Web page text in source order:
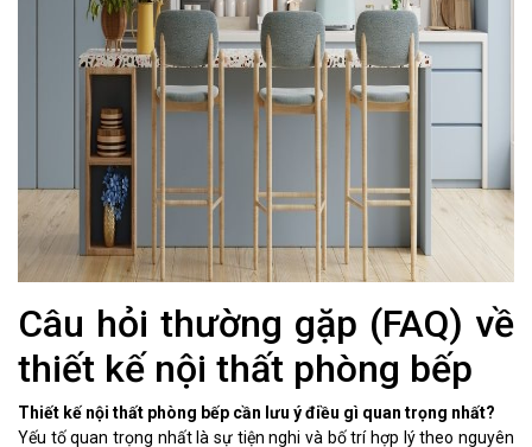
Câu hỏi thường gặp (FAQ) về
thiết kế nội thất phòng bếp
Thiết kế nội thất phòng bếp cần lưu ý điều gì quan trọng nhất?
Yếu tố quan trọng nhất là sự tiện nghi và bố trí hợp lý theo nguyên